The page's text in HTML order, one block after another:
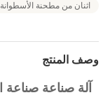
اثنان من مطحنة
وصف المنتج